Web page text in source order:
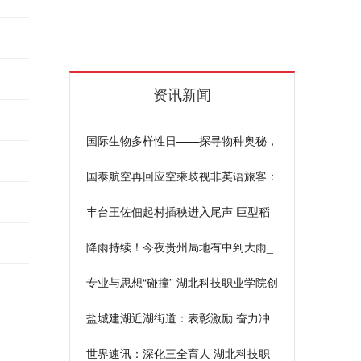
资讯新闻
国际生物多样性日——探寻物种奥秘，
国泰航空再回应空乘歧视非英语旅客：
丰台王佐佃起村插秧进入尾声 巨型稻
降雨持续！今夜贵州局地有中到大雨_
专业与思想“碰撞” 湖北科技职业学院创
盐城建湖近湖街道：表彰激励 奋力冲
世界速讯：深化三全育人 湖北科技职